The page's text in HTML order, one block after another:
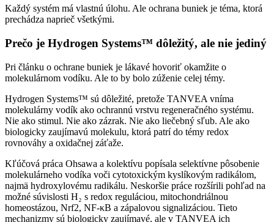
Každý systém má vlastnú úlohu. Ale ochrana buniek je téma, ktorá
prechádza naprieč všetkými.
Prečo je Hydrogen Systems™ dôležitý, ale nie jediný
Pri článku o ochrane buniek je lákavé hovoriť okamžite o
molekulárnom vodíku. Ale to by bolo zúženie celej témy.
Hydrogen Systems™ sú dôležité, pretože TANVEA vníma
molekulárny vodík ako ochrannú vrstvu regeneračného systému.
Nie ako stimul. Nie ako zázrak. Nie ako liečebný sľub. Ale ako
biologicky zaujímavú molekulu, ktorá patrí do témy redox
rovnováhy a oxidačnej záťaže.
Kľúčová práca Ohsawa a kolektívu popísala selektívne pôsobenie
molekulárneho vodíka voči cytotoxickým kyslíkovým radikálom,
najmä hydroxylovému radikálu. Neskoršie práce rozšírili pohľad na
možné súvislosti H₂ s redox reguláciou, mitochondriálnou
homeostázou, Nrf2, NF-κB a zápalovou signalizáciou. Tieto
mechanizmy sú biologicky zaujímavé, ale v TANVEA ich